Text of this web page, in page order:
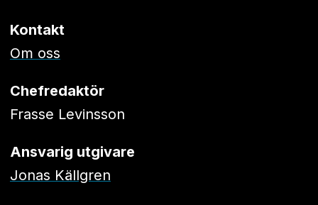
Kontakt
Om oss
Chefredaktör
Frasse Levinsson
Ansvarig utgivare
Jonas Källgren